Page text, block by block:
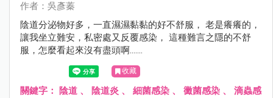
作者：吳彥蓁
陰道分泌物好多，一直濕濕黏黏的好不舒服， 老是癢癢的，
讓我坐立難安，私密處又反覆感染， 這種難言之隱的不舒
服，怎麼看起來沒有盡頭啊.......
收藏
關鍵字： 陰道 、 陰道炎 、 細菌感染 、 黴菌感染 、 滴蟲感